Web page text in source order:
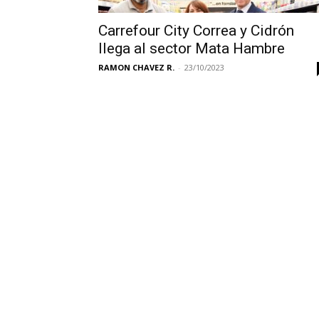
Carrefour City Correa y Cidrón
llega al sector Mata Hambre
RAMON CHAVEZ R. - 23/10/2023